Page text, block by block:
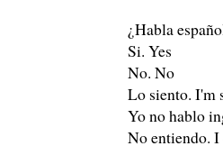
¿Habla
Si. Yes
No. No
Lo siento. I'm
Yo no hablo
No entiendo.